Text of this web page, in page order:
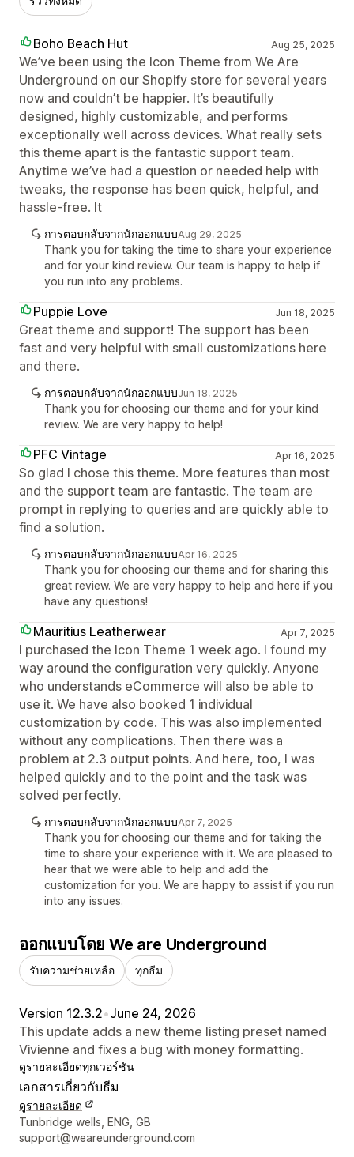
Boho Beach Hut Aug 25, 2025
We’ve been using the Icon Theme from We Are
Underground on our Shopify store for several years
now and couldn’t be happier. It’s beautifully
designed, highly customizable, and performs
exceptionally well across devices. What really sets
this theme apart is the fantastic support team.
Anytime we’ve had a question or needed help with
tweaks, the response has been quick, helpful, and
hassle-free. It
การตอบกลับจากนักออกแบบAug 29, 2025
Thank you for taking the time to share your experience
and for your kind review. Our team is happy to help if
you run into any problems.
Puppie Love Jun 18, 2025
Great theme and support! The support has been
fast and very helpful with small customizations here
and there.
การตอบกลับจากนักออกแบบJun 18, 2025
Thank you for choosing our theme and for your kind
review. We are very happy to help!
PFC Vintage Apr 16, 2025
So glad I chose this theme. More features than most
and the support team are fantastic. The team are
prompt in replying to queries and are quickly able to
find a solution.
การตอบกลับจากนักออกแบบApr 16, 2025
Thank you for choosing our theme and for sharing this
great review. We are very happy to help and here if you
have any questions!
Mauritius Leatherwear Apr 7, 2025
I purchased the Icon Theme 1 week ago. I found my
way around the configuration very quickly. Anyone
who understands eCommerce will also be able to
use it. We have also booked 1 individual
customization by code. This was also implemented
without any complications. Then there was a
problem at 2.3 output points. And here, too, I was
helped quickly and to the point and the task was
solved perfectly.
การตอบกลับจากนักออกแบบApr 7, 2025
Thank you for choosing our theme and for taking the
time to share your experience with it. We are pleased to
hear that we were able to help and add the
customization for you. We are happy to assist if you run
into any issues.
ออกแบบโดย We are Underground
รับความช่วยเหลือ ทุกธีม
Version 12.3.2•June 24, 2026
This update adds a new theme listing preset named
Vivienne and fixes a bug with money formatting.
ดูรายละเอียดทุกเวอร์ชัน
เอกสารเกี่ยวกับธีม
ดูรายละเอียด
รายละเอียดการติดต่อผู้ออกแบบ
Tunbridge wells, ENG, GB
support@weareunderground.com